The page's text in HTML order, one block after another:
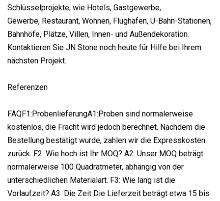
Schlüsselprojekte, wie Hotels, Gastgewerbe,
Gewerbe, Restaurant, Wohnen, Flughäfen, U-Bahn-Stationen,
Bahnhöfe, Plätze, Villen, Innen- und Außendekoration.
Kontaktieren Sie JN Stone noch heute für Hilfe bei Ihrem
nächsten Projekt.
Referenzen
FAQF1:ProbenlieferungA1:Proben sind normalerweise
kostenlos, die Fracht wird jedoch berechnet. Nachdem die
Bestellung bestätigt wurde, zahlen wir die Expresskosten
zurück. F2: Wie hoch ist Ihr MOQ? A2: Unser MOQ beträgt
normalerweise 100 Quadratmeter, abhängig von der
unterschiedlichen Materialart. F3: Wie lang ist die
Vorlaufzeit? A3: Die Zeit Die Lieferzeit beträgt etwa 15 bis